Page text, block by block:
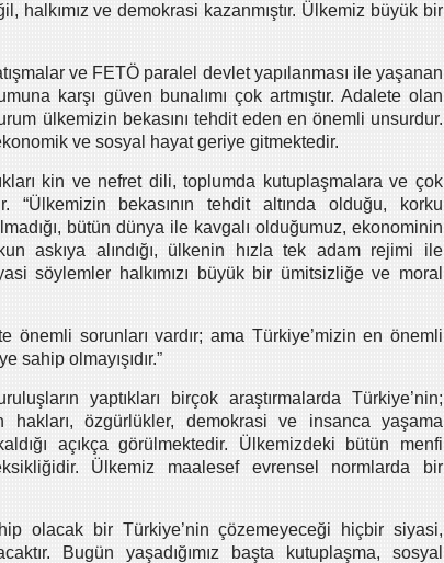
halkımız ve demokrasi kazanmıştır. Ülkemiz büyük bir
ve FETÖ paralel devlet yapılanması ile yaşanan
karşı güven bunalımı çok artmıştır. Adalete olan
ülkemizin bekasını tehdit eden en önemli unsurdur.
ve sosyal hayat geriye gitmektedir.
kin ve nefret dili, toplumda kutuplaşmalara ve çok
“Ülkemizin bekasının tehdit altında olduğu, korku
bütün dünya ile kavgalı olduğumuz, ekonominin
askıya alındığı, ülkenin hızla tek adam rejimi ile
söylemler halkımızı büyük bir ümitsizliğe ve moral
sorunları vardır; ama Türkiye’mizin en önemli
sahip olmayışıdır.”
yaptıkları birçok araştırmalarda Türkiye’nin;
özgürlükler, demokrasi ve insanca yaşama
açıkça görülmektedir. Ülkemizdeki bütün menfi
Ülkemiz maalesef evrensel normlarda bir
olacak bir Türkiye’nin çözemeyeceği hiçbir siyasi,
Bugün yaşadığımız başta kutuplaşma, sosyal